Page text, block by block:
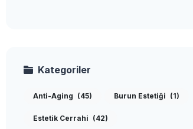
Kategoriler
Anti-Aging (45) Burun Estetiği (1)
Estetik Cerrahi (42)